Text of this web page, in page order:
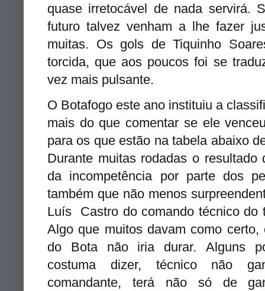
quase irretocável de nada servirá.
futuro talvez venham a lhe fazer
muitas. Os gols de Tiquinho
torcida, que aos poucos foi se
vez mais pulsante.
O Botafogo este ano instituiu a
mais do que comentar se ele
para os que estão na tabela abaixo
Durante muitas rodadas o
da incompetência por parte dos
também que não menos
Luís Castro do comando técnico do
Algo que muitos davam como
do Bota não iria durar. Alguns
costuma dizer, técnico não
comandante, terá não só de